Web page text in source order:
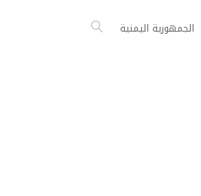
الجمهورية اليمنية